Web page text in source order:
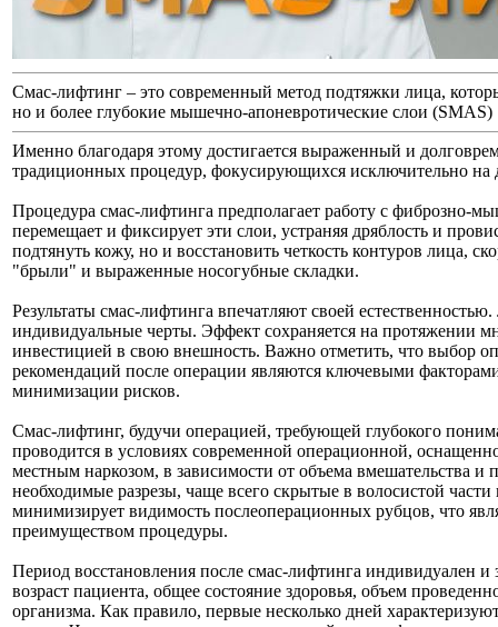
Смас-лифтинг – это современный метод подтяжки лица,
но и более глубокие мышечно-апоневротические слои (SMAS)
Именно благодаря этому достигается выраженный и
традиционных процедур, фокусирующихся исключительно на
Процедура смас-лифтинга предполагает работу с фиброзно-
перемещает и фиксирует эти слои, устраняя дряблость и
подтянуть кожу, но и восстановить четкость контуров лица,
"брыли" и выраженные носогубные складки.
Результаты смас-лифтинга впечатляют своей
индивидуальные черты. Эффект сохраняется на протяжении
инвестицией в свою внешность. Важно отметить, что выбор
рекомендаций после операции являются ключевыми
минимизации рисков.
Смас-лифтинг, будучи операцией, требующей глубокого
проводится в условиях современной операционной,
местным наркозом, в зависимости от объема вмешательства и
необходимые разрезы, чаще всего скрытые в волосистой
минимизирует видимость послеоперационных рубцов, что
преимуществом процедуры.
Период восстановления после смас-лифтинга индивидуален и
возраст пациента, общее состояние здоровья, объем
организма. Как правило, первые несколько дней